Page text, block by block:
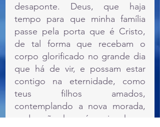
desaponte. Deus, que haja
tempo para que minha família
passe pela porta que é Cristo,
de tal forma que recebam o
corpo glorificado no grande dia
que há de vir, e possam estar
contigo na eternidade, como
teus filhos amados,
contemplando a nova morada,
onde não haverá mais choro,